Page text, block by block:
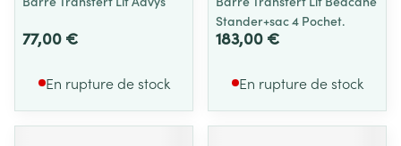
77,00 €
En rupture de stock
Stander+sac 4 Pochet.
183,00 €
En rupture de stock